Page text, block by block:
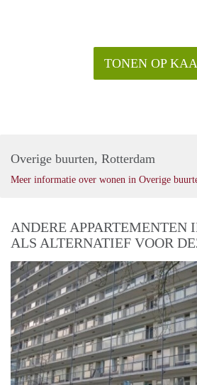
TONEN OP
Overige buurten, Rotterdam
Meer informatie over wonen in Overige
ANDERE APPARTEMENTEN
ALS ALTERNATIEF VOOR